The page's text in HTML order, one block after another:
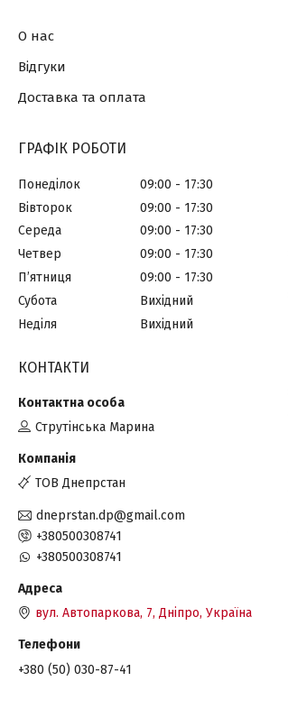
О нас
Відгуки
Доставка та оплата
ГРАФІК РОБОТИ
Понеділок 09:00
17:30
Вівторок
09:00
17:30
Середа
09:00
17:30
Четвер
09:00
17:30
Пʼятниця
09:00
17:30
Субота
Вихідний
Неділя
Вихідний
КОНТАКТИ
Струтінська Марина
ТОВ Днепрстан
dneprstan.dp@gmail.com
+380500308741
+380500308741
вул. Автопаркова, 7, Дніпро, Україна
+380 (50) 030-87-41